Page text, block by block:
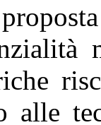
alle